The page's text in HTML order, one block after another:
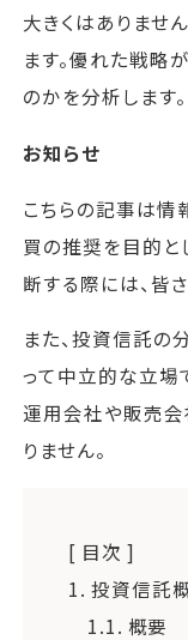
大きくはありませ
ます。優れた戦略
のかを分析します。
お知らせ
こちらの記事は情
買の推奨を目的と
断する際には、皆
また、投資信託の
って中立的な立場
運用会社や販売会
りません。
[ 目次 ]
1. 投資信託
1.1. 概要